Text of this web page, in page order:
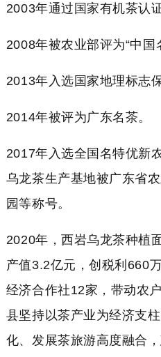
2003年通过国家有机茶认证
2008年被农业部评为“中国
2013年入选国家地理标志
2014年被评为广东名茶。
2017年入选全国名特优新
乌龙茶生产基地被广东省
园等称号。
2020年，西岩乌龙茶种植
产值3.2亿元，创税利660
经济合作社12家，带动农
县坚持以茶产业为经济支
化、发展茶旅游高度融合